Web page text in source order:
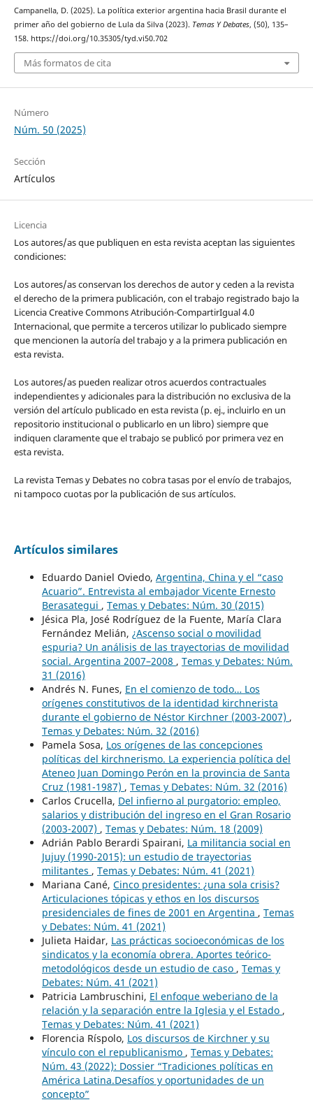
Campanella, D. (2025). La política exterior argentina hacia Brasil durante el
primer año del gobierno de Lula da Silva (2023). Temas Y Debates, (50), 135–
158. https://doi.org/10.35305/tyd.vi50.702
Más formatos de cita
Número
Núm. 50 (2025)
Sección
Artículos
Licencia
Los autores/as que publiquen en esta revista aceptan las siguientes
condiciones:
Los autores/as conservan los derechos de autor y ceden a la revista
el derecho de la primera publicación, con el trabajo registrado bajo la
Licencia Creative Commons Atribución-CompartirIgual 4.0
Internacional, que permite a terceros utilizar lo publicado siempre
que mencionen la autoría del trabajo y a la primera publicación en
esta revista.
Los autores/as pueden realizar otros acuerdos contractuales
independientes y adicionales para la distribución no exclusiva de la
versión del artículo publicado en esta revista (p. ej., incluirlo en un
repositorio institucional o publicarlo en un libro) siempre que
indiquen claramente que el trabajo se publicó por primera vez en
esta revista.
La revista Temas y Debates no cobra tasas por el envío de trabajos,
ni tampoco cuotas por la publicación de sus artículos.
Artículos similares
Eduardo Daniel Oviedo, Argentina, China y el “caso
Acuario”. Entrevista al embajador Vicente Ernesto
Berasategui , Temas y Debates: Núm. 30 (2015)
Jésica Pla, José Rodríguez de la Fuente, María Clara
Fernández Melián, ¿Ascenso social o movilidad
espuria? Un análisis de las trayectorias de movilidad
social. Argentina 2007–2008 , Temas y Debates: Núm.
31 (2016)
Andrés N. Funes, En el comienzo de todo… Los
orígenes constitutivos de la identidad kirchnerista
durante el gobierno de Néstor Kirchner (2003-2007) ,
Temas y Debates: Núm. 32 (2016)
Pamela Sosa, Los orígenes de las concepciones
políticas del kirchnerismo. La experiencia política del
Ateneo Juan Domingo Perón en la provincia de Santa
Cruz (1981-1987) , Temas y Debates: Núm. 32 (2016)
Carlos Crucella, Del infierno al purgatorio: empleo,
salarios y distribución del ingreso en el Gran Rosario
(2003-2007) , Temas y Debates: Núm. 18 (2009)
Adrián Pablo Berardi Spairani, La militancia social en
Jujuy (1990-2015): un estudio de trayectorias
militantes , Temas y Debates: Núm. 41 (2021)
Mariana Cané, Cinco presidentes: ¿una sola crisis?
Articulaciones tópicas y ethos en los discursos
presidenciales de fines de 2001 en Argentina , Temas
y Debates: Núm. 41 (2021)
Julieta Haidar, Las prácticas socioeconómicas de los
sindicatos y la economía obrera. Aportes teórico-
metodológicos desde un estudio de caso , Temas y
Debates: Núm. 41 (2021)
Patricia Lambruschini, El enfoque weberiano de la
relación y la separación entre la Iglesia y el Estado ,
Temas y Debates: Núm. 41 (2021)
Florencia Ríspolo, Los discursos de Kirchner y su
vínculo con el republicanismo , Temas y Debates:
Núm. 43 (2022): Dossier “Tradiciones políticas en
América Latina.Desafíos y oportunidades de un
concepto”